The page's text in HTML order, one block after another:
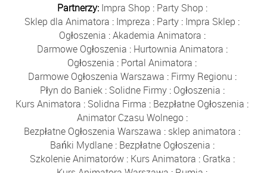
Partnerzy: Impra Shop : Party Shop :
Sklep dla Animatora : Impreza : Party : Impra Sklep :
Ogłoszenia :Akademia Animatora :
Darmowe Ogłoszenia : Hurtownia Animatora :
Ogłoszenia : Portal Animatora :
Darmowe Ogłoszenia Warszawa : Firmy Regionu :
Płyn do Baniek: Solidne Firmy: Ogłoszenia :
Kurs Animatora : Solidna Firma : Bezpłatne Ogłoszenia :
Animator Czasu Wolnego:
Bezpłatne Ogłoszenia Warszawa : sklep animatora :
Bańki Mydlane: Bezpłatne Ogłoszenia :
Szkolenie Animatorów: Kurs Animatora : Gratka :